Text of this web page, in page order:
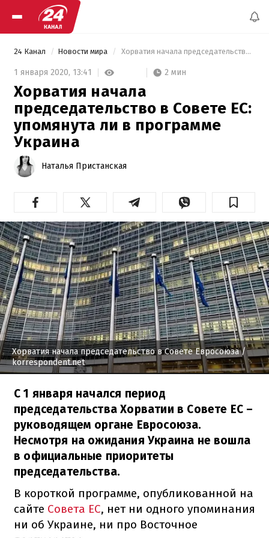
24 Канал Новости мира Хорватия начала председательство в Совете ЕС: упомянута ли в программе Украина
1 января 2020, 13:41 2 мин
Хорватия начала
председательство в Совете ЕС:
упомянута ли в программе
Украина
Наталья Пристанская
Хорватия начала председательство в Совете Евросоюза/
korrespondent.net
С 1 января начался период
председательства Хорватии в Совете ЕС –
руководящем органе Евросоюза.
Несмотря на ожидания Украина не вошла
в официальные приоритеты
председательства.
В короткой программе, опубликованной на
сайте Совета ЕС, нет ни одного упоминания
ни об Украине, ни про Восточное